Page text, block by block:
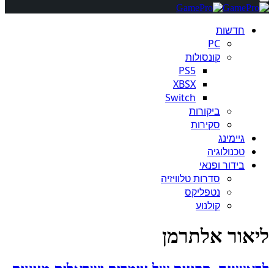
חדשות
PC
קונסולות
PS5
XBSX
Switch
ביקורות
סקירות
גיימינג
טכנולוגיה
בידור ופנאי
סדרות טלוויזיה
נטפליקס
קולנוע
ליאור אלתרמן